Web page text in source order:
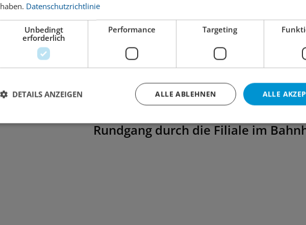
Filialleiter in Genf seit April 2014. Mit seinen
Erfahrung stellt Carlos das Sortiment für die
dafür, dass Drinks of the World den
optimal trifft.
Rundgang durch die Filiale im
haben. Datenschutzrichtlinie
Unbedingt
erforderlich
Performance Targeting
ALLE
ALLE ABLEHNEN
DETAILS ANZEIGEN